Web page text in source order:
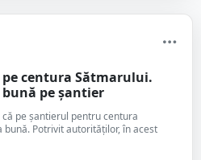
centura Sătmarului.
pe șantier
pe șantierul pentru centura
Potrivit autorităților, în acest